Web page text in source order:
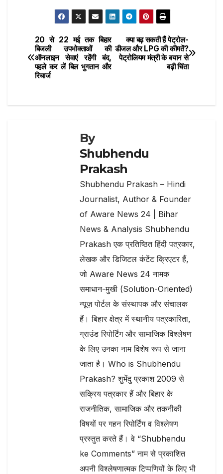
b
o
o
k
r
A
p
p
ra
m
h
ar
e
Post
navigation
क्या बढ़ सकती हैं पेट्रोल-
डीजल और LPG की कीमतें?
पेट्रोलियम मंत्री के बयान से
बढ़ी चिंता
20 से 22 मई तक बिहार
बिजली उपभोक्ताओं की
ऑनलाइन सेवाएं रहेंगी बंद,
पहले कर लें बिल भुगतान और
रिचार्ज
By
Shubhendu
Prakash
Shubhendu Prakash – Hindi
Journalist, Author & Founder
of Aware News 24 | Bihar
News & Analysis Shubhendu
Prakash एक प्रतिष्ठित हिंदी पत्रकार,
लेखक और डिजिटल कंटेंट क्रिएटर हैं,
जो Aware News 24 नामक
समाधान-मुखी (Solution-Oriented)
न्यूज़ पोर्टल के संस्थापक और संचालक
हैं। बिहार क्षेत्र में स्थानीय पत्रकारिता,
ग्राउंड रिपोर्टिंग और सामाजिक विश्लेषण
के लिए उनका नाम विशेष रूप से जाना
जाता है। Who is Shubhendu
Prakash? शुभेंदु प्रकाश 2009 से
सक्रिय पत्रकार हैं और बिहार के
राजनीतिक, सामाजिक और तकनीकी
विषयों पर गहन रिपोर्टिंग व विश्लेषण
प्रस्तुत करते हैं। वे “Shubhendu
ke Comments” नाम से प्रकाशित
अपनी विश्लेषणात्मक टिप्पणियों के लिए भी